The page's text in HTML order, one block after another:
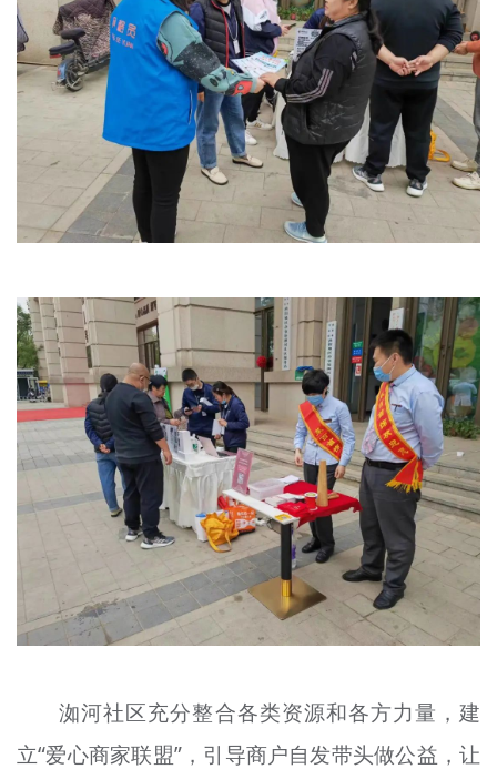
洳河社区充分整合各类资源和各方力量，建
立“爱心商家联盟”，引导商户自发带头做公益，让